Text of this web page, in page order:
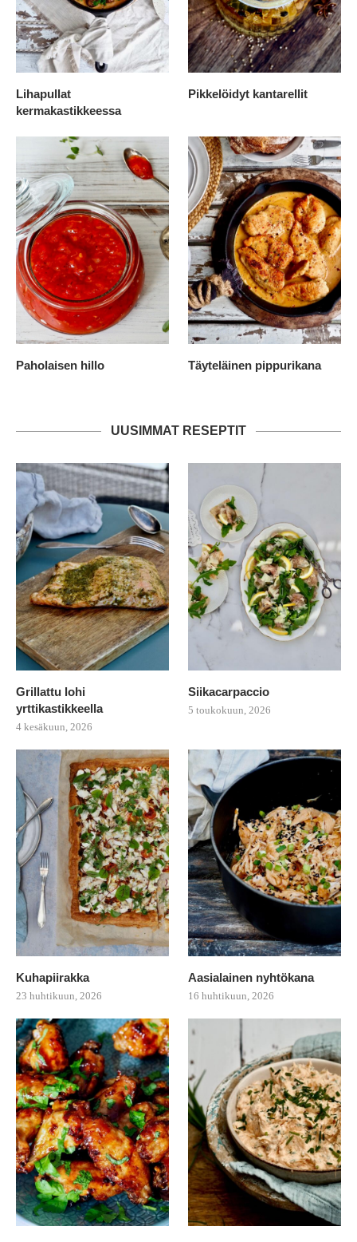
Lihapullat
kermakastikkeessa
Pikkelöidyt kantarellit
Paholaisen hillo Täyteläinen pippurikana
UUSIMMAT RESEPTIT
Grillattu lohi
yrttikastikkeella
4 kesäkuun, 2026
Siikacarpaccio
5 toukokuun, 2026
Kuhapiirakka
23 huhtikuun, 2026
Aasialainen nyhtökana
16 huhtikuun, 2026